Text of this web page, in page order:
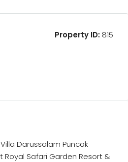
Property ID: 815
Darussalam Puncak
Royal Safari Garden Resort &